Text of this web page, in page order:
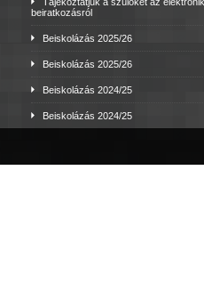
beiratkozásról
Beiskolázás 2025/26
Beiskolázás 2025/26
Beiskolázás 2024/25
Beiskolázás 2024/25